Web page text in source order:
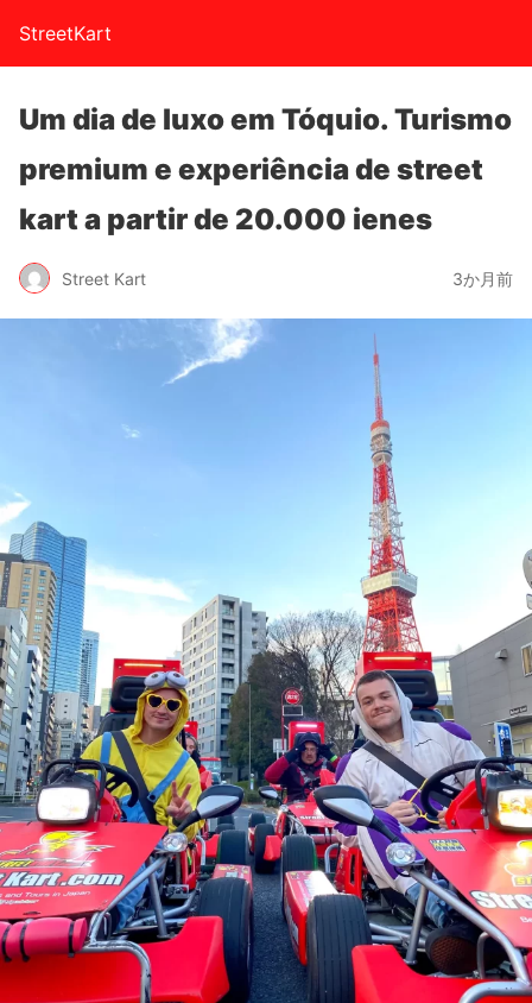
StreetKart
Um dia de luxo em Tóquio. Turismo
premium e experiência de street
kart a partir de 20.000 ienes
Street Kart 3か月前